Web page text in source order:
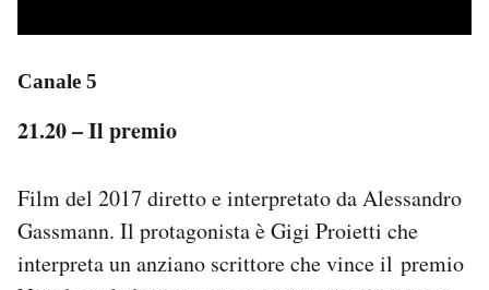
Canale 5
21.20 – Il premio
Film del 2017 diretto e interpretato da Alessandro
Gassmann. Il protagonista è Gigi Proietti che
interpreta un anziano scrittore che vince il premio